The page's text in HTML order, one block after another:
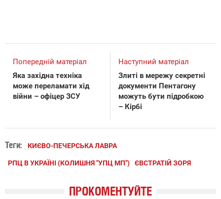
Попередній матеріал
Яка західна техніка
може переламати хід
війни – офіцер ЗСУ
Наступний матеріал
Злиті в мережу секретні
документи Пентагону
можуть бути підробкою
– Кірбі
Теги: КИЄВО-ПЕЧЕРСЬКА ЛАВРА
РПЦ В УКРАЇНІ (КОЛИШНЯ "УПЦ МП") ЄВСТРАТІЙ ЗОРЯ
ПРОКОМЕНТУЙТЕ